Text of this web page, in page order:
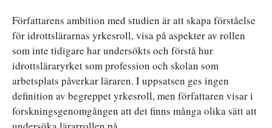
Författarens ambition med studien är att skapa förståelse
för idrottslärarnas yrkesroll, visa på aspekter av rollen
som inte tidigare har undersökts och förstå hur
idrottsläraryrket som profession och skolan som
arbetsplats påverkar läraren. I uppsatsen ges ingen
definition av begreppet yrkesroll, men författaren visar i
forskningsgenomgången att det finns många olika sätt att